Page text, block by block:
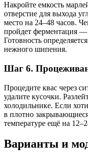
Накройте емкость
отверстие для выхода
место на 24–48 часов.
пройдет ферментация —
Готовность
нежного шипения.
Шаг 6.
Процедите квас через
удалите кусочки.
холодильнике. Если
в плотно
температуре ещё на
Варианты и